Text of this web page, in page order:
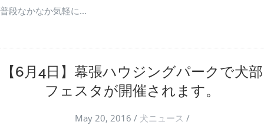
普段なかなか気軽に...
【6月4日】幕張ハウジングパークで犬部
フェスタが開催されます。
May 20, 2016 / 犬ニュース /